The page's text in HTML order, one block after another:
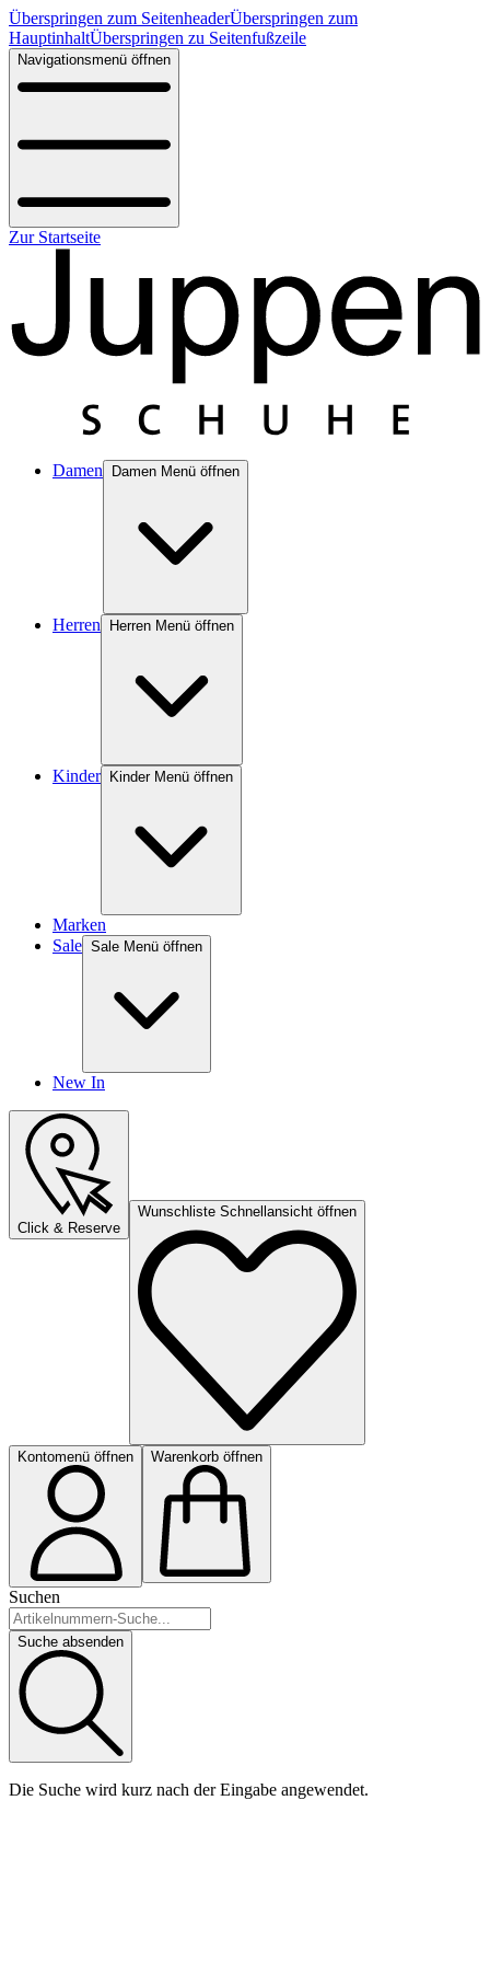
Überspringen zum SeitenheaderÜberspringen zum
HauptinhaltÜberspringen zu Seitenfußzeile
Navigationsmenü öffnen
Zur Startseite
Damen Damen Menü öffnen
Herren Herren Menü öffnen
Kinder Kinder Menü öffnen
Marken
Sale Sale Menü öffnen
New In
Click & Reserve
Wunschliste Schnellansicht öffnen
Kontomenü öffnen Warenkorb öffnen
Suchen
Suche absenden
Die Suche wird kurz nach der Eingabe angewendet.